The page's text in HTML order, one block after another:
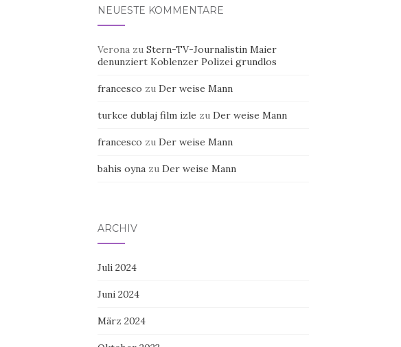
NEUESTE KOMMENTARE
Verona zu Stern-TV-Journalistin Maier
denunziert Koblenzer Polizei grundlos
francesco zu Der weise Mann
turkce dublaj film izle zu Der weise Mann
francesco zu Der weise Mann
bahis oyna zu Der weise Mann
ARCHIV
Juli 2024
Juni 2024
März 2024